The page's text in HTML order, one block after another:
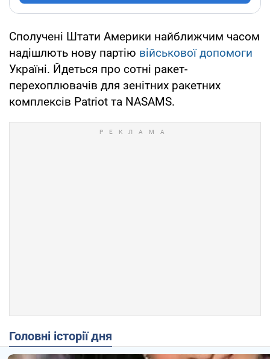
Сполучені Штати Америки найближчим часом
надішлють нову партію військової допомоги
Україні. Йдеться про сотні ракет-
перехоплювачів для зенітних ракетних
комплексів Patriot та NASAMS.
Головні історії дня